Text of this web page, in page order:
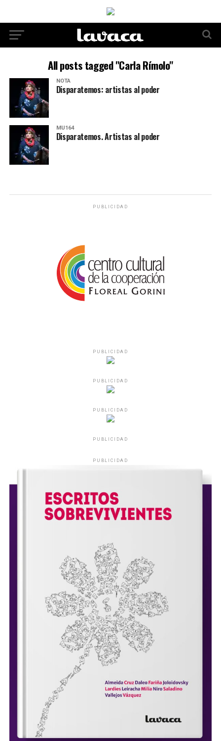
All posts tagged "Carla Rímolo"
NOTA
Disparatemos: artistas al poder
MU164
Disparatemos. Artistas al poder
PUBLICIDAD
PUBLICIDAD
PUBLICIDAD
PUBLICIDAD
PUBLICIDAD
PUBLICIDAD